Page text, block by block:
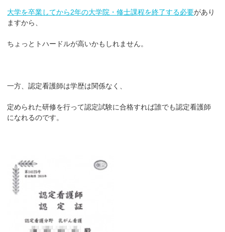
大学を卒業してから2年の大学院・修士課程を終了する必要があり
ますから、
ちょっとトハードルが高いかもしれません。
一方、認定看護師は学歴は関係なく、
定められた研修を行って認定試験に合格すれば誰でも認定看護師
になれるのです。